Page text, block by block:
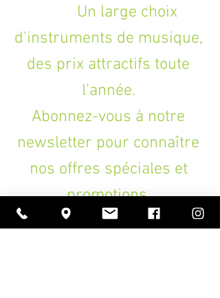
manche acajou
sillet 36 mm
diapason 380 mm
placage de tête assorti à la table
incrustations touche"Elément"
mécaniques dorées à bain d'huile
avec boutons noirs
housse luxe.
Un large choix
d'instruments de musique,
des prix attractifs toute
l'année.
Abonnez-vous à notre
newsletter pour connaître
nos offres spéciales et
promotions.